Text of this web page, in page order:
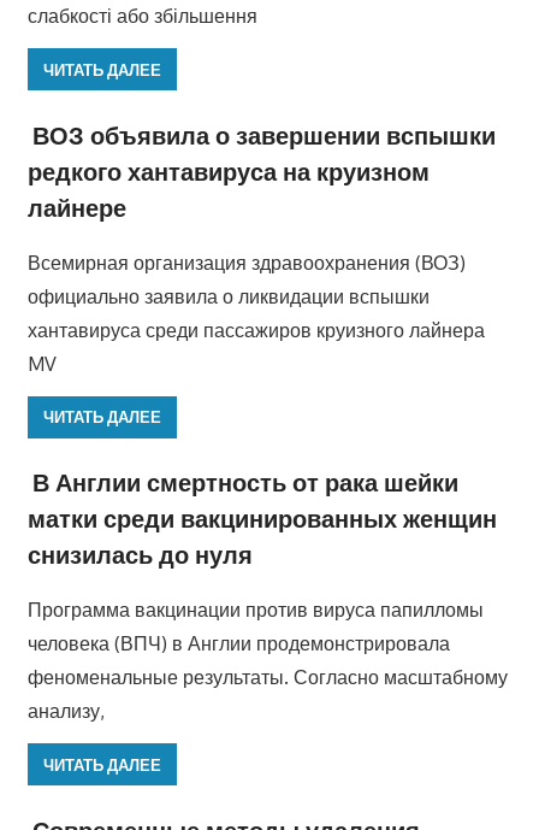
слабкості або збільшення
ЧИТАТЬ ДАЛЕЕ
ВОЗ объявила о завершении вспышки
редкого хантавируса на круизном
лайнере
Всемирная организация здравоохранения (ВОЗ)
официально заявила о ликвидации вспышки
хантавируса среди пассажиров круизного лайнера
MV
ЧИТАТЬ ДАЛЕЕ
В Англии смертность от рака шейки
матки среди вакцинированных женщин
снизилась до нуля
Программа вакцинации против вируса папилломы
человека (ВПЧ) в Англии продемонстрировала
феноменальные результаты. Согласно масштабному
анализу,
ЧИТАТЬ ДАЛЕЕ